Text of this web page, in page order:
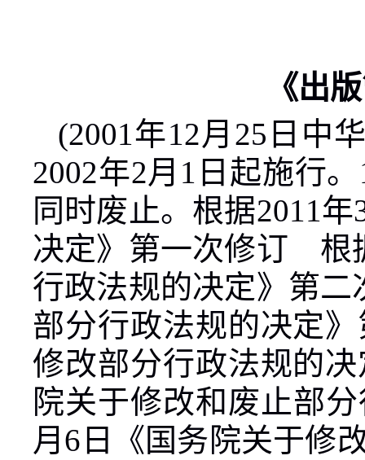
《出
(2001年12月 25 日中
2002年2月 1 日起施行。
同时废止。 根据2011年
决定》第一次修订 根
行政法规的决定》第
部分行政法规的决定
修改部分行政法规的
院关于修改和废止部
月 6 日《国务院关于修